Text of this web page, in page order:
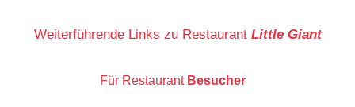
E-Mail-Adresse (wird nicht veröffentlicht)
Weiterführende Links zu Restaurant Little Giant
Für Restaurant Besucher